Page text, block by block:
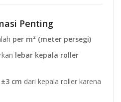
Penting
per m² (meter persegi)
lebar kepala roller
cm dari kepala roller karena